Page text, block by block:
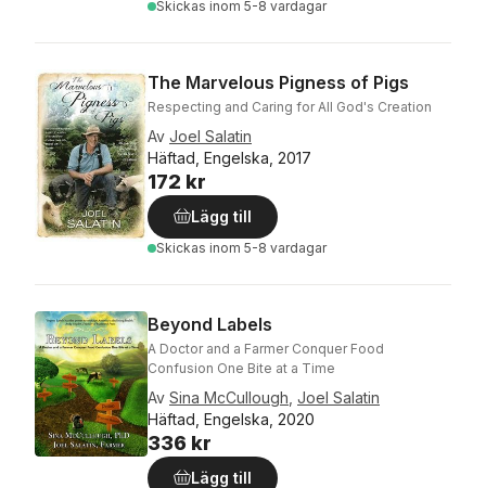
Skickas inom 5-8 vardagar
The Marvelous Pigness of Pigs
Respecting and Caring for All God's Creation
Av Joel Salatin
Häftad, Engelska, 2017
172 kr
Lägg till
Skickas inom 5-8 vardagar
Beyond Labels
A Doctor and a Farmer Conquer Food
Confusion One Bite at a Time
Av Sina McCullough Joel Salatin
Häftad, Engelska, 2020
336 kr
Lägg till